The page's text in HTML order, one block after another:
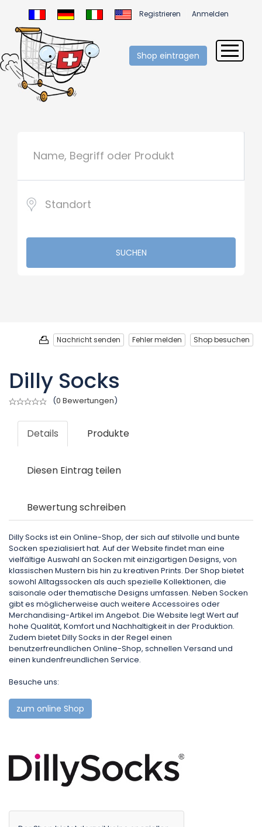
Registrieren Anmelden
Shop eintragen
SUCHEN
Shop besuchen
Fehler melden
Nachricht senden
Dilly Socks
(0 Bewertungen)
Details Produkte
Diesen Eintrag teilen
Bewertung schreiben
Dilly Socks ist ein Online-Shop, der sich auf stilvolle und bunte
Socken spezialisiert hat. Auf der Website findet man eine
vielfältige Auswahl an Socken mit einzigartigen Designs, von
klassischen Mustern bis hin zu kreativen Prints. Der Shop bietet
sowohl Alltagssocken als auch spezielle Kollektionen, die
saisonale oder thematische Designs umfassen. Neben Socken
gibt es möglicherweise auch weitere Accessoires oder
Merchandising-Artikel im Angebot. Die Website legt Wert auf
hohe Qualität, Komfort und Nachhaltigkeit in der Produktion.
Zudem bietet Dilly Socks in der Regel einen
benutzerfreundlichen Online-Shop, schnellen Versand und
einen kundenfreundlichen Service.
Besuche uns:
zum online Shop